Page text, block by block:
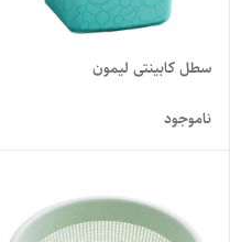
سطل کابینتی لیمون
ناموجود